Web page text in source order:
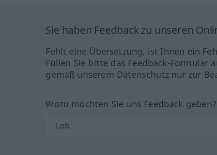
Sie haben Feedback zu unseren
Fehlt eine Übersetzung, ist Ihnen ein
Füllen Sie bitte das Feedback-Formular
gemäß unserem Datenschutz nur zur
Wozu möchten Sie uns Feedback